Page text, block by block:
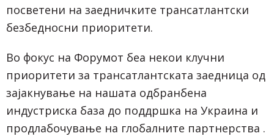
посветени на заедничките трансатлантски
безбедносни приоритети.
Во фокус на Форумот беа некои клучни
приоритети за трансатлантската заедница од
зајакнување на нашата одбранбена
индустриска база до поддршка на Украина и
продлабочување на глобалните партнерства .